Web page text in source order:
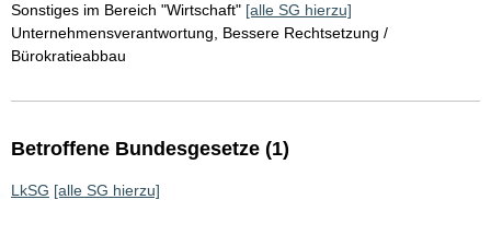
Sonstiges im Bereich "Wirtschaft" [alle SG hierzu]
Unternehmensverantwortung, Bessere Rechtsetzung /
Bürokratieabbau
Betroffene Bundesgesetze (1)
LkSG [alle SG hierzu]